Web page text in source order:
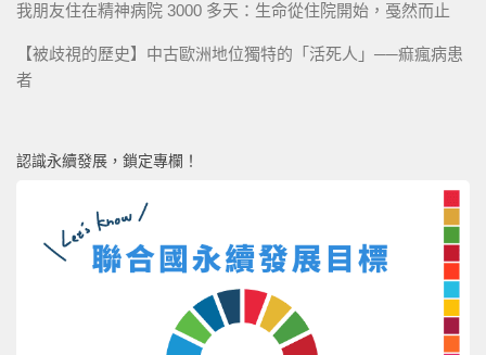
我朋友住在精神病院 3000 多天：生命從住院開始，戞然而止
【被歧視的歷史】中古歐洲地位獨特的「活死人」──痲瘋病患
者
認識永續發展，鎖定專欄！